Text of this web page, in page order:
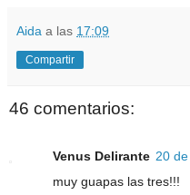
Aida a las 17:09
Compartir
46 comentarios:
Venus Delirante 20
muy guapas las tres!!!